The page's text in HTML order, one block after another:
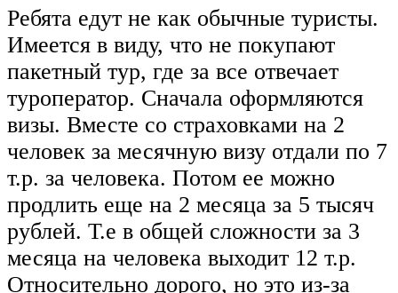
Ребята едут не как обычные туристы.
Имеется в виду, что не покупают
пакетный тур, где за все отвечает
туроператор. Сначала оформляются
визы. Вместе со страховками на 2
человек за месячную визу отдали по 7
т.р. за человека. Потом ее можно
продлить еще на 2 месяца за 5 тысяч
рублей. Т.е в общей сложности за 3
месяца на человека выходит 12 т.р.
Относительно дорого, но это из-за